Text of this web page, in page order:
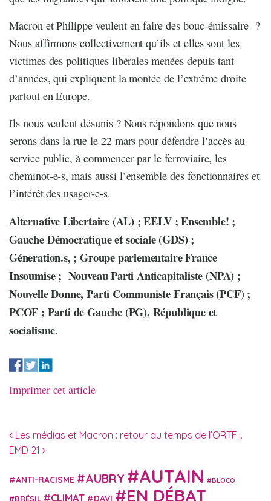
Macron et Philippe veulent en faire des bouc-émissaire ?
Nous affirmons collectivement qu’ils et elles sont les
victimes des politiques libérales menées depuis tant
d’années, qui expliquent la montée de l’extrême droite
partout en Europe.
Ils nous veulent désunis ? Nous répondons que nous
serons dans la rue le 22 mars pour défendre l’accès au
service public, à commencer par le ferroviaire, les
cheminot-e-s, mais aussi l’ensemble des fonctionnaires et
l’intérêt des usager-e-s.
Alternative Libertaire (AL) ; EELV ; Ensemble! ;
Gauche Démocratique et sociale (GDS) ;
Géneration.s, ; Groupe parlementaire France
Insoumise ; Nouveau Parti Anticapitaliste (NPA) ;
Nouvelle Donne, Parti Communiste Français (PCF) ;
PCOF ; Parti de Gauche (PG), République et
socialisme.
Imprimer cet article
Navigation des articles
Les médias et Macron : retour au temps de l’ORTF…
EMD 21
ANTI-RACISME AUBRY AUTAIN BLOCO
BRÉSIL CLIMAT DAVI EN DÉBAT